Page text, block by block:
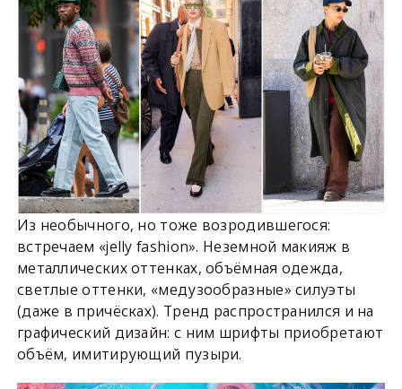
Из необычного, но тоже возродившегося:
встречаем «jelly fashion». Неземной макияж в
металлических оттенках, объёмная одежда,
светлые оттенки, «медузообразные» силуэты
(даже в причёсках). Тренд распространился и на
графический дизайн: с ним шрифты приобретают
объём, имитирующий пузыри.